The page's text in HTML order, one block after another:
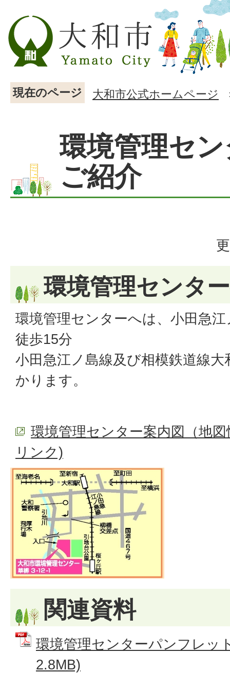
現在のページ 大和市公式ホームページ
環境管理セ
ご紹介
環境管理センタ
環境管理センターへは、小田急
徒歩15分
小田急江ノ島線及び相模鉄道線
かります。
環境管理センター案内図（地
リンク)
関連資料
環境管理センターパンフレッ
2.8MB)